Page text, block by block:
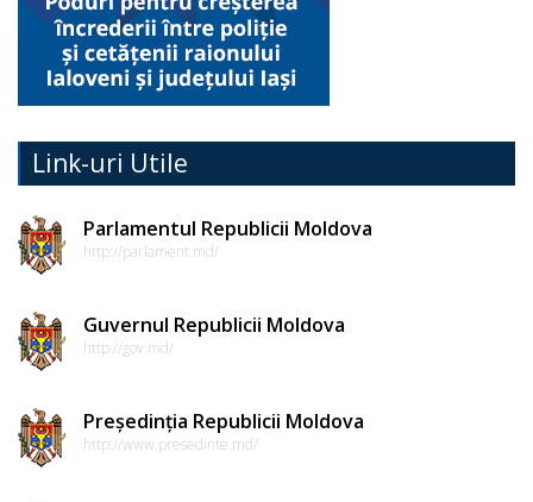
Link-uri Utile
Parlamentul Republicii Moldova
http://parlament.md/
Guvernul Republicii Moldova
http://gov.md/
Președinția Republicii Moldova
http://www.presedinte.md/